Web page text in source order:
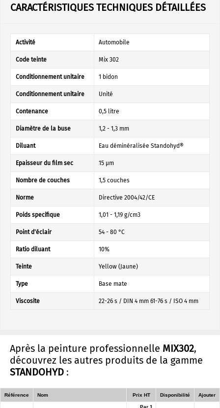
CARACTÉRISTIQUES TECHNIQUES DÉTAILLÉES
Activité Automobile
Code teinte Mix 302
Conditionnement unitaire 1 bidon
Conditionnement unitaire Unité
Contenance 0,5 litre
Diamètre de la buse 1,2 - 1,3 mm
Diluant Eau déminéralisée Standohyd®
Epaisseur du film sec 15 µm
Nombre de couches 1,5 couches
Norme Directive 2004/42/CE
Poids specifique 1,01 - 1,19 g/cm3
Point d'éclair 54 - 80 °C
Ratio diluant 10%
Teinte Yellow (Jaune)
Type Base mate
Viscosite 22-26 s / DIN 4 mm 61-76 s / ISO 4 mm
Après la peinture professionnelle MIX302,
découvrez les autres produits de la gamme
STANDOHYD :
Référence Nom Prix HT Disponibilité Ajouter
Par 1